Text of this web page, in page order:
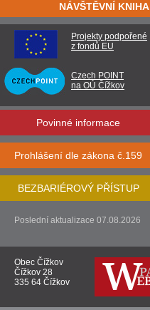
NÁVŠTĚVNÍ KNIHA
Projekty podpořené
z fondů EU
Czech POINT
na OÚ Čížkov
Povinné informace
Prohlášení dle zákona č.159
BEZBARIÉROVÝ PŘÍSTUP
Poslední aktualizace 07.08.2026
Obec Čížkov
Čížkov 28
335 64 Čížkov